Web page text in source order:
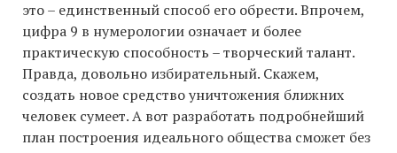
это – единственный способ его обрести. Впрочем,
цифра 9 в нумерологии означает и более
практическую способность – творческий талант.
Правда, довольно избирательный. Скажем,
создать новое средство уничтожения ближних
человек сумеет. А вот разработать подробнейший
план построения идеального общества сможет без